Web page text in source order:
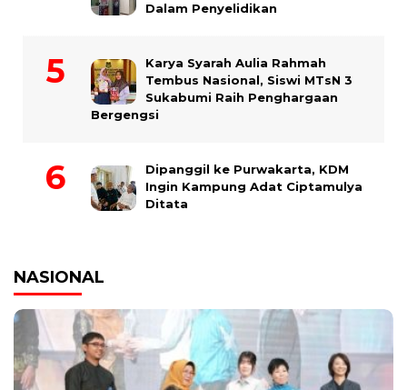
Dalam Penyelidikan
Karya Syarah Aulia Rahmah
Tembus Nasional, Siswi MTsN 3
Sukabumi Raih Penghargaan
Bergengsi
Dipanggil ke Purwakarta, KDM
Ingin Kampung Adat Ciptamulya
Ditata
NASIONAL